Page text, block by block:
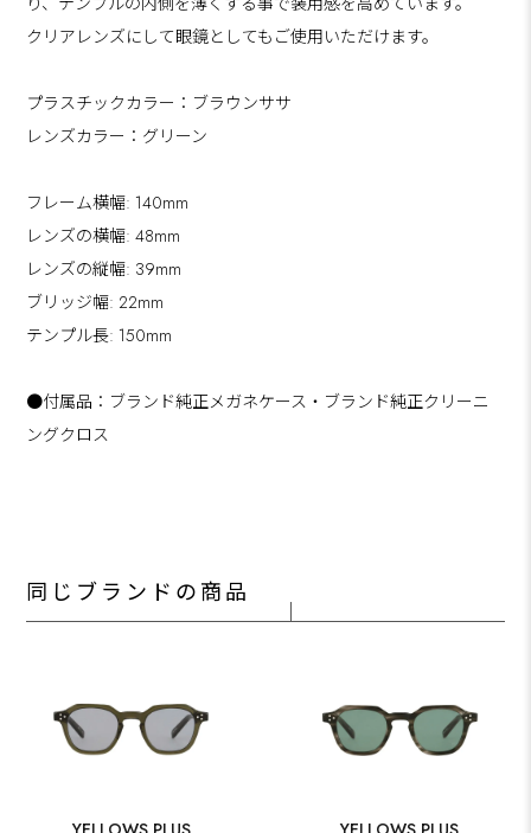
クリアレンズにして眼鏡としてもご使用いただけます。
プラスチックカラー：ブラウンササ
レンズカラー：グリーン
フレーム横幅: 140mm
レンズの横幅: 48mm
レンズの縦幅: 39mm
ブリッジ幅: 22mm
テンプル長: 150mm
●付属品：ブランド純正メガネケース・ブランド純正クリーニ
ングクロス
同じブランドの商品